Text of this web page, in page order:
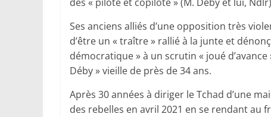
Ses anciens alliés d’une opposition très
d’être un « traître » rallié à la junte et
démocratique » à un scrutin « joué
Déby » vieille de près de 34 ans.
Après 30 années à diriger le Tchad d’une
des rebelles en avril 2021 en se rendant au